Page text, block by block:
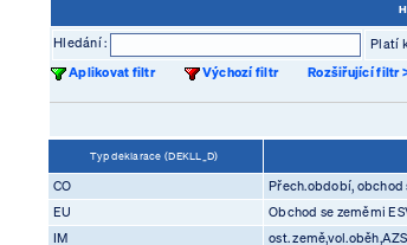
Hledání :
Platí
Aplikovat filtr
Výchozí filtr Rozšiřující filtr
Typ deklarace (DEKLL_D)
CO Přech.období,
EU
Obchod se zeměmi
IM
ost.